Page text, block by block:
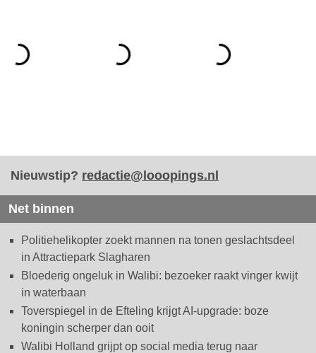
Nieuwstip? redactie@looopings.nl
Net binnen
Politiehelikopter zoekt mannen na tonen geslachtsdeel
in Attractiepark Slagharen
Bloederig ongeluk in Walibi: bezoeker raakt vinger kwijt
in waterbaan
Toverspiegel in de Efteling krijgt AI-upgrade: boze
koningin scherper dan ooit
Walibi Holland grijpt op social media terug naar